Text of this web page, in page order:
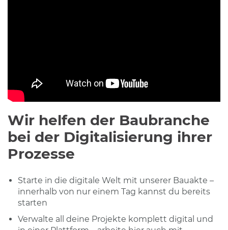
Wir helfen der Baubranche
bei der Digitalisierung ihrer
Prozesse
Starte in die digitale Welt mit unserer Bauakte –
innerhalb von nur einem Tag kannst du bereits
starten
Verwalte all deine Projekte komplett digital und